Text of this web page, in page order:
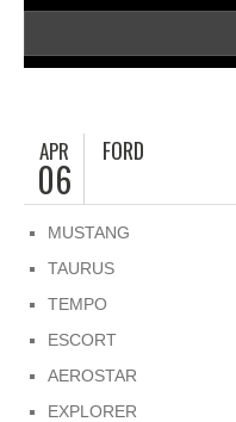
APR
06
FORD
MUSTANG
TAURUS
TEMPO
ESCORT
AEROSTAR
EXPLORER